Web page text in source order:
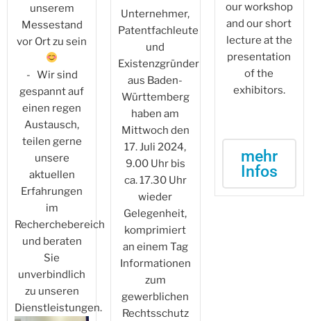
unserem
Messestand
vor Ort zu sein
- Wir sind
gespannt auf
einen regen
Austausch,
teilen gerne
unsere
aktuellen
Erfahrungen
im
Recherchebereich
und beraten
Sie
unverbindlich
zu unseren
Dienstleistungen.
Unternehmer,
Patentfachleute
und
Existenzgründer
aus Baden-
Württemberg
haben am
Mittwoch den
17. Juli 2024,
9.00 Uhr bis
ca. 17.30 Uhr
wieder
Gelegenheit,
komprimiert
an einem Tag
Informationen
zum
gewerblichen
Rechtsschutz
our workshop
and our short
lecture at the
presentation
of the
exhibitors.
mehr
Infos